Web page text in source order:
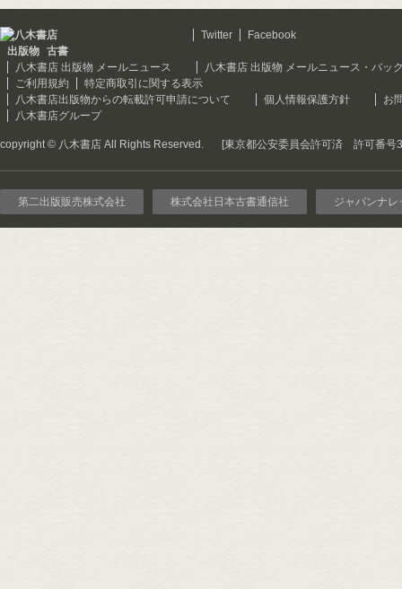
Twitter
Facebook
出版物 古書
八木書店 出版物 メールニュース
八木書店 出版物 メールニュース・バッ
ご利用規約
特定商取引に関する表示
八木書店出版物からの転載許可申請について
個人情報保護方針
お
八木書店グループ
copyright © 八木書店 All Rights Reserved. [東京都公安委員会許可済 許可番号
第二出版販売株式会社 株式会社日本古書通信社 ジャパンナレ